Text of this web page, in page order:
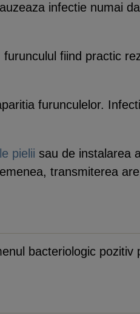
infectie numai
fiind practic
furunculelor.
pielii sau de instalarea
transmiterea
bacteriologic pozitiv